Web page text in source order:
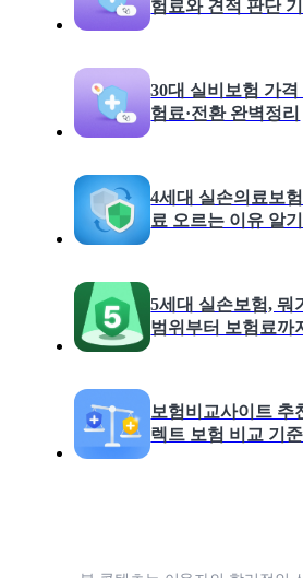
험료와 견적 판단
30대 실비보험 가격
험료·전환 완벽정리
4세대 실손의료보
료 오르는 이유 알기
5세대 실손보험, 뭐
범위부터 보험료까
보험비교사이트 추
렉트 보험 비교 기